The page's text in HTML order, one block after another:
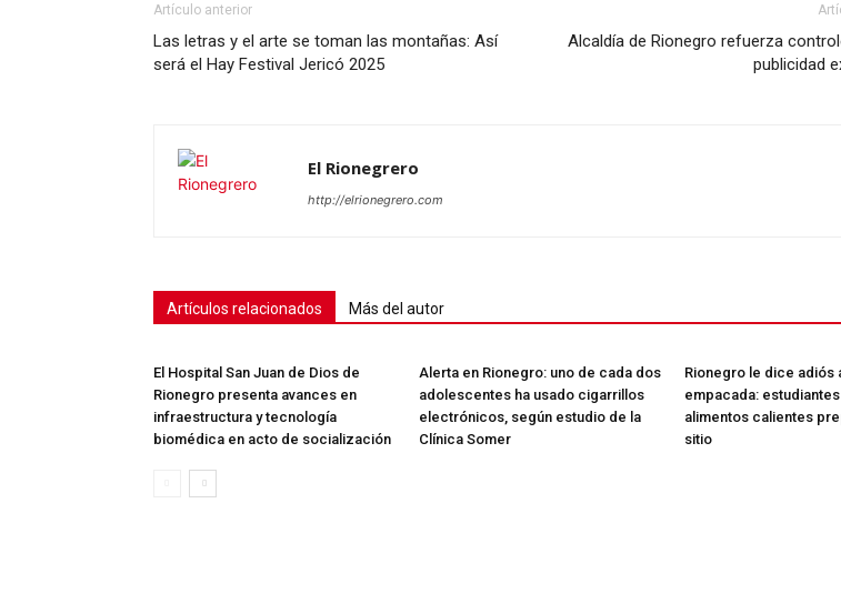
Vincúlate
Mi Cuenta
Artículo anterior
Las letras y el arte se toman las montañas: Así
será el Hay Festival Jericó 2025
Alcaldía de Rionegro refuerza
publicidad
El Rionegrero
http://elrionegrero.com
Artículos relacionados Más del autor
El Hospital San Juan de Dios de
Rionegro presenta avances en
infraestructura y tecnología
biomédica en acto de socialización
Alerta en Rionegro: uno de cada dos
adolescentes ha usado cigarrillos
electrónicos, según estudio de la
Clínica Somer
Rionegro le dice adiós
empacada:
alimentos calientes
sitio